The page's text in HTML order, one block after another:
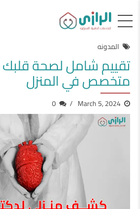
المدونه
تقييم شامل لصحة
متخصص في المنزل
March 5, 2024
0